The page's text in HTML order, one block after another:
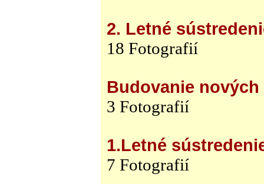
2. Letné
18 Fotografií
Budovanie
3 Fotografií
1.Letné
7 Fotografií